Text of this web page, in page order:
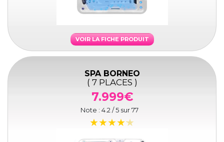
VOIR LA FICHE PRODUIT
SPA BORNEO
( 7 PLACES )
7.999€
Note : 4.2 / 5 sur77